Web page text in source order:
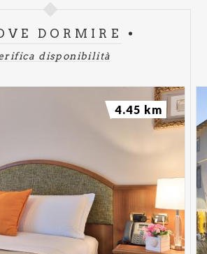
DORMIRE
disponibilità
4.45 km